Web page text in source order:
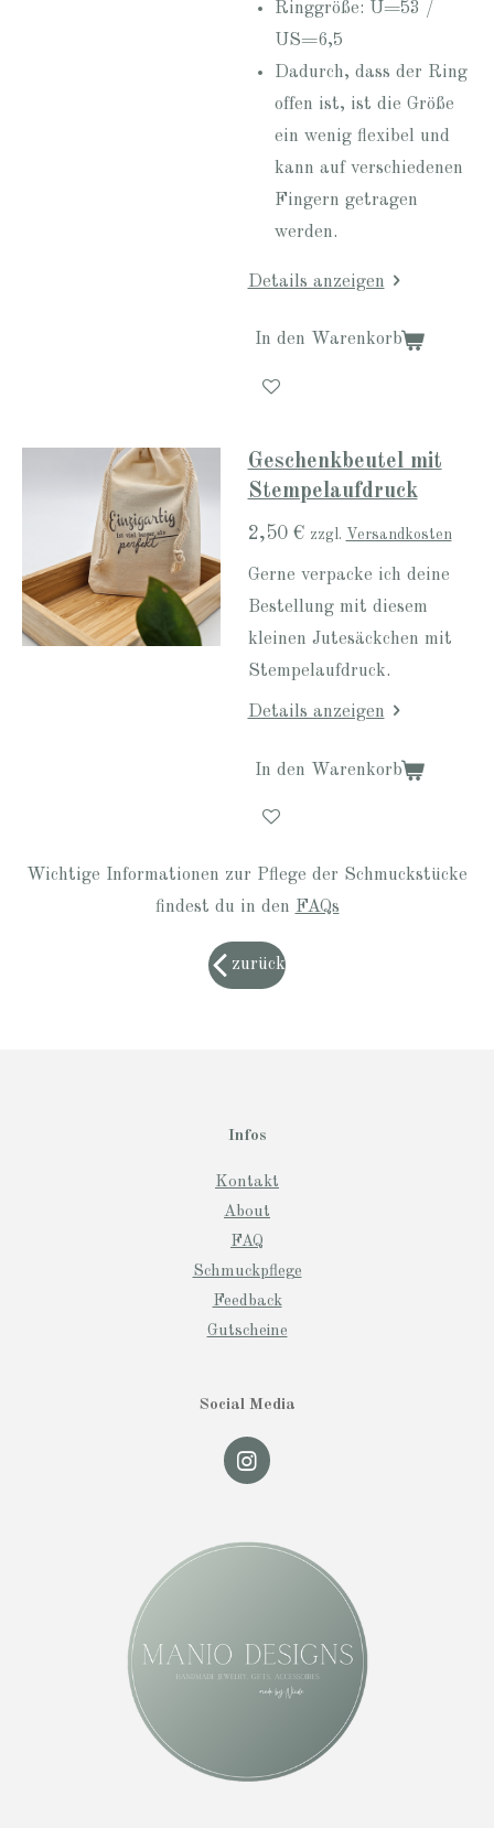
Ringgröße: U=53 /
US=6,5
Dadurch, dass der Ring
offen ist, ist die Größe
ein wenig flexibel und
kann auf verschiedenen
Fingern getragen
werden.
Details anzeigen
In den Warenkorb
Geschenkbeutel mit
Stempelaufdruck
2,50 € zzgl. Versandkosten
Gerne verpacke ich deine
Bestellung mit diesem
kleinen Jutesäckchen mit
Stempelaufdruck.
Details anzeigen
In den Warenkorb
Wichtige Informationen zur Pflege der Schmuckstücke
findest du in den FAQs
zurück
Infos
Kontakt
About
FAQ
Schmuckpflege
Feedback
Gutscheine
Social Media
I
n
a